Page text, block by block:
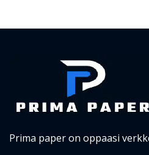
Prima paper on oppaasi